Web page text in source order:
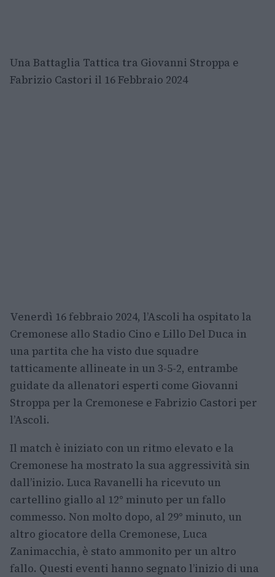
Una Battaglia Tattica tra Giovanni Stroppa e
Fabrizio Castori il 16 Febbraio 2024
Venerdì 16 febbraio 2024, l’Ascoli ha ospitato la
Cremonese allo Stadio Cino e Lillo Del Duca in
una partita che ha visto due squadre
tatticamente allineate in un 3-5-2, entrambe
guidate da allenatori esperti come Giovanni
Stroppa per la Cremonese e Fabrizio Castori per
l’Ascoli.
Il match è iniziato con un ritmo elevato e la
Cremonese ha mostrato la sua aggressività sin
dall’inizio. Luca Ravanelli ha ricevuto un
cartellino giallo al 12° minuto per un fallo
commesso. Non molto dopo, al 29° minuto, un
altro giocatore della Cremonese, Luca
Zanimacchia, è stato ammonito per un altro
fallo. Questi eventi hanno segnato l’inizio di una